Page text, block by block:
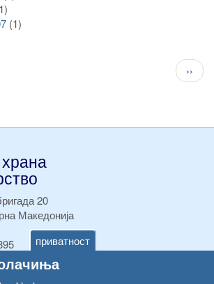
приватност
(1)
››
20
Македонија